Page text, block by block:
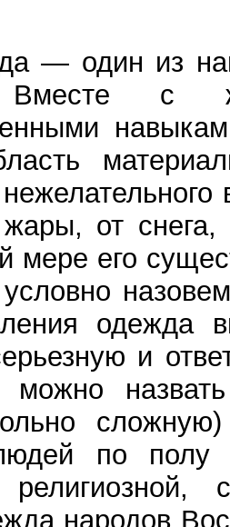
один из
Вместе с
от снега,
мере его
одежда
и
можно
по полу
религиозной,
народов